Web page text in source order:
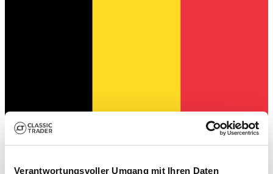
Verantwortungsvoller Umgang mit Ihren Daten